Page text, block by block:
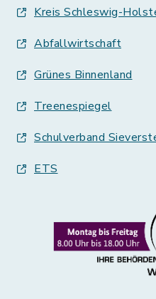
Kreis Schleswig-
Abfallwirtschaft
Grünes Binnenland
Treenespiegel
Schulverband
ETS